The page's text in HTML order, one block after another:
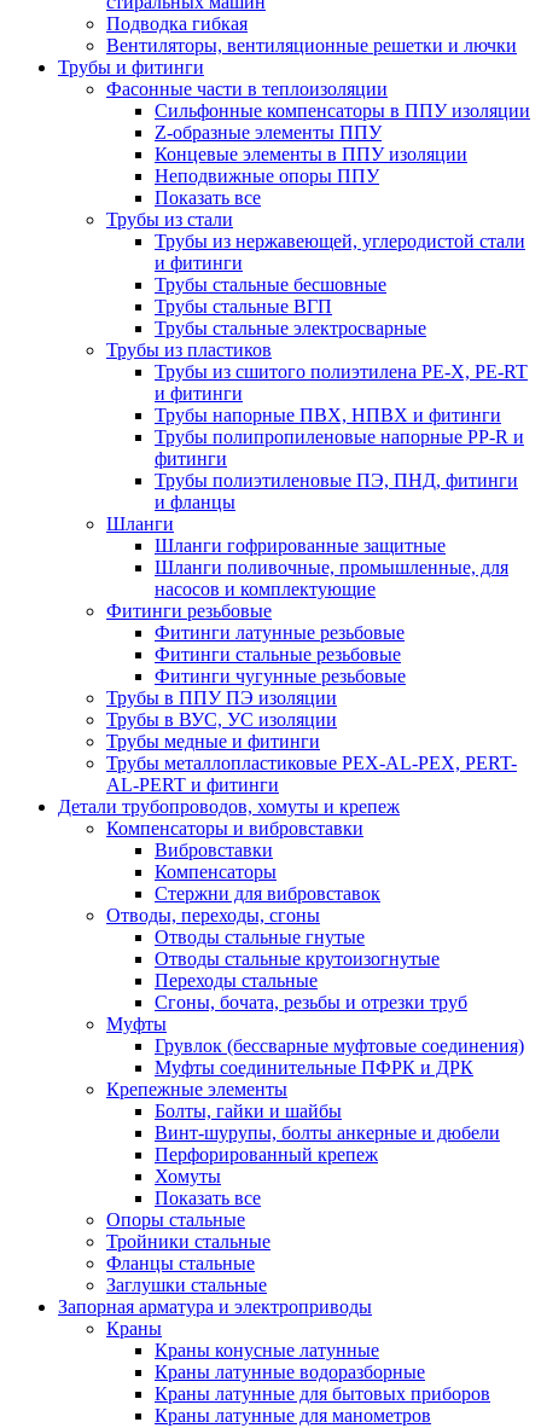
Подводка гибкая
Вентиляторы, вентиляционные решетки и лючки
Трубы и фитинги
Фасонные части в теплоизоляции
Cильфонные компенсаторы в ППУ изоляции
Z-образные элементы ППУ
Концевые элементы в ППУ изоляции
Неподвижные опоры ППУ
Показать все
Трубы из стали
Трубы из нержавеющей, углеродистой стали
и фитинги
Трубы стальные бесшовные
Трубы стальные ВГП
Трубы стальные электросварные
Трубы из пластиков
Трубы из сшитого полиэтилена PE-X, PE-RT
и фитинги
Трубы напорные ПВХ, НПВХ и фитинги
Трубы полипропиленовые напорные PP-R и
фитинги
Трубы полиэтиленовые ПЭ, ПНД, фитинги
и фланцы
Шланги
Шланги гофрированные защитные
Шланги поливочные, промышленные, для
насосов и комплектующие
Фитинги резьбовые
Фитинги латунные резьбовые
Фитинги стальные резьбовые
Фитинги чугунные резьбовые
Трубы в ППУ ПЭ изоляции
Трубы в ВУС, УС изоляции
Трубы медные и фитинги
Трубы металлопластиковые PEX-AL-PEX, PERT-
AL-PERT и фитинги
Детали трубопроводов, хомуты и крепеж
Компенсаторы и вибровставки
Вибровставки
Компенсаторы
Стержни для вибровставок
Отводы, переходы, сгоны
Отводы стальные гнутые
Отводы стальные крутоизогнутые
Переходы стальные
Сгоны, бочата, резьбы и отрезки труб
Муфты
Грувлок (бессварные муфтовые соединения)
Муфты соединительные ПФРК и ДРК
Крепежные элементы
Болты, гайки и шайбы
Винт-шурупы, болты анкерные и дюбели
Перфорированный крепеж
Хомуты
Показать все
Опоры стальные
Тройники стальные
Фланцы стальные
Заглушки стальные
Запорная арматура и электроприводы
Краны
Краны конусные латунные
Краны латунные водоразборные
Краны латунные для бытовых приборов
Краны латунные для манометров